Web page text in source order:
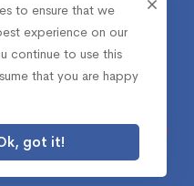
information from the
All Rights Reserved.
to ensure that we
experience on our
continue to use this
that you are happy
got it!